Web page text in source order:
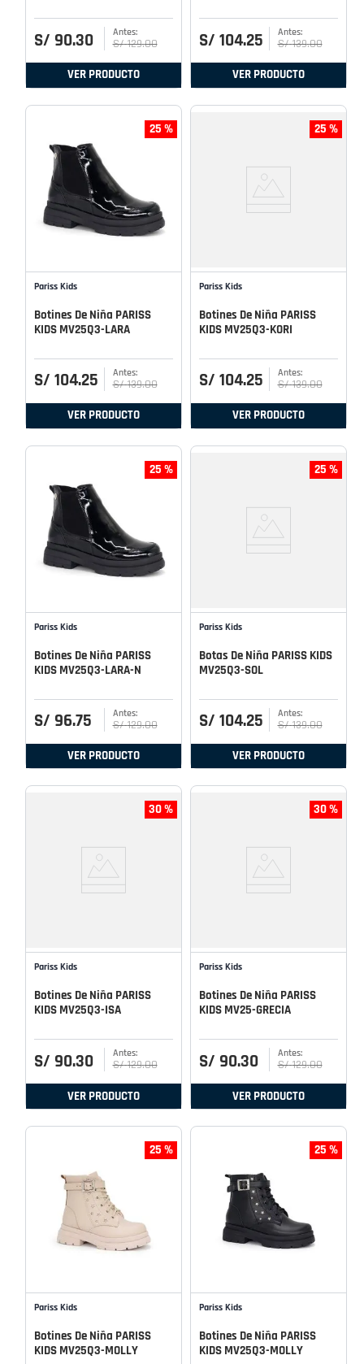
S/ 90.30 S/ 129.00
VER PRODUCTO
S/ 104.25 S/ 139.00
VER PRODUCTO
25 %
Pariss Kids
Botines De Niña PARISS
KIDS MV25Q3-LARA
S/ 104.25 S/ 139.00
VER PRODUCTO
25 %
Pariss Kids
Botines De Niña PARISS
KIDS MV25Q3-KORI
S/ 104.25 S/ 139.00
VER PRODUCTO
25 %
Pariss Kids
Botines De Niña PARISS
KIDS MV25Q3-LARA-N
S/ 96.75 S/ 129.00
VER PRODUCTO
25 %
Pariss Kids
Botas De Niña PARISS KIDS
MV25Q3-SOL
S/ 104.25 S/ 139.00
VER PRODUCTO
30 %
Pariss Kids
Botines De Niña PARISS
KIDS MV25Q3-ISA
S/ 90.30 S/ 129.00
VER PRODUCTO
30 %
Pariss Kids
Botines De Niña PARISS
KIDS MV25-GRECIA
S/ 90.30 S/ 129.00
VER PRODUCTO
25 %
Pariss Kids
Botines De Niña PARISS
KIDS MV25Q3-MOLLY
25 %
Pariss Kids
Botines De Niña PARISS
KIDS MV25Q3-MOLLY